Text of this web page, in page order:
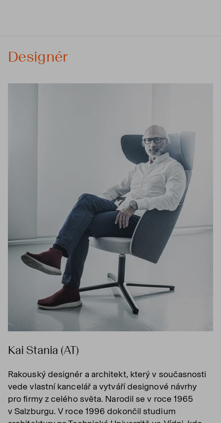
Designér
Kai Stania (AT)
Rakouský designér a architekt, který v současnosti
vede vlastní kancelář a vytváří designové návrhy
pro firmy z celého světa. Narodil se v roce 1965
v Salzburgu. V roce 1996 dokončil studium